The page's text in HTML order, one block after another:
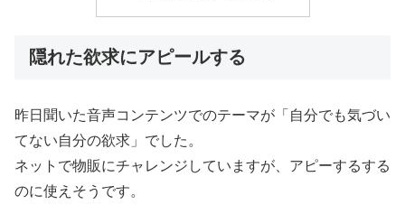
隠れた欲求にアピールする
昨日聞いた音声コンテンツでのテーマが「自分でも気づい
てない自分の欲求」でした。
ネットで物販にチャレンジしていますが、アピーするする
のに使えそうです。